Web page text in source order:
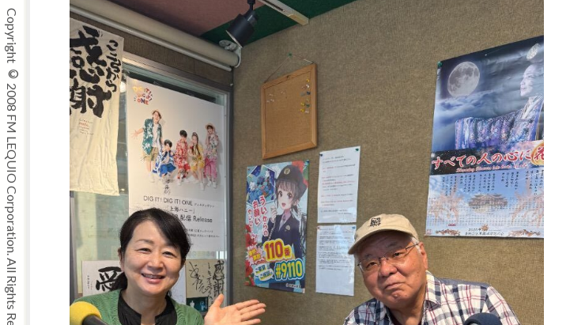
Copyright © 2008 FM LEQUIO Corporation. All Rights Reserved.